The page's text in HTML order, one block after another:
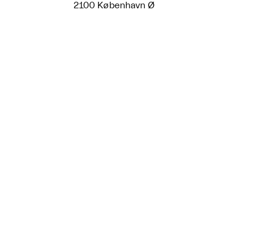
2100 København Ø